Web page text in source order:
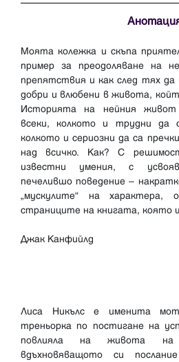
Моята колежка и скъпа
пример за преодоляване на
препятствия и как след тях да
добри и влюбени в живота,
Историята на нейния
всеки, колкото и трудни да
колкото и сериозни да са
над всичко. Как? С
известни умения, с
печелившо поведение –
„мускулите“ на
страниците на книгата, която
Джак Канфийлд
Лиса Никълс е именита
треньорка по постигане на
повлияла на живота
вдъхновяващото си